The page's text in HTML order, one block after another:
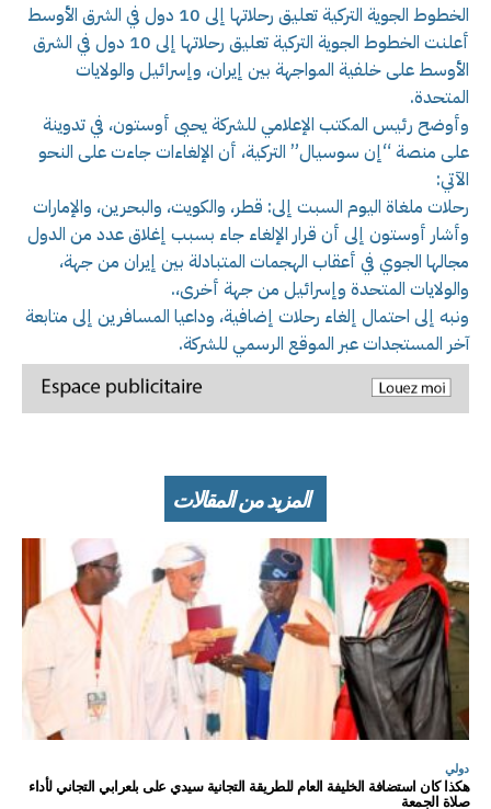
الخطوط الجوية التركية تعليق رحلاتها إلى 10 دول في الشرق الأوسط
أعلنت الخطوط الجوية التركية تعليق رحلاتها إلى 10 دول في الشرق
الأوسط على خلفية المواجهة بين إيران، وإسرائيل والولايات
المتحدة.
وأوضح رئيس المكتب الإعلامي للشركة يحيى أوستون، في تدوينة
على منصة “إن سوسيال” التركية، أن الإلغاءات جاءت على النحو
الآتي:
رحلات ملغاة اليوم السبت إلى: قطر، والكويت، والبحرين، والإمارات
وأشار أوستون إلى أن قرار الإلغاء جاء بسبب إغلاق عدد من الدول
مجالها الجوي في أعقاب الهجمات المتبادلة بين إيران من جهة،
والولايات المتحدة وإسرائيل من جهة أخرى،.
ونبه إلى احتمال إلغاء رحلات إضافية، وداعيا المسافرين إلى متابعة
آخر المستجدات عبر الموقع الرسمي للشركة.
المزيد من المقالات
دولي
هكذا كان استضافة الخليفة العام للطريقة التجانية سيدي على بلعرابي التجاني لأداء
صلاة الجمعة